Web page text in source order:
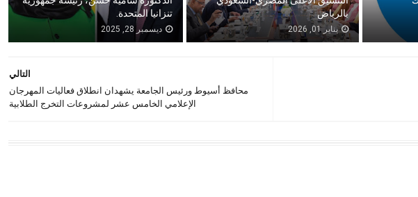
بالرياض
يناير 01, 2026
تنزانيا المتحدة.
ديسمبر 28, 2025
التالي
محافظ أسيوط ورئيس الجامعة يشهدان انطلاق فعاليات المهرجان
الإعلامي الخامس عشر لمشروعات التخرج الطلابية